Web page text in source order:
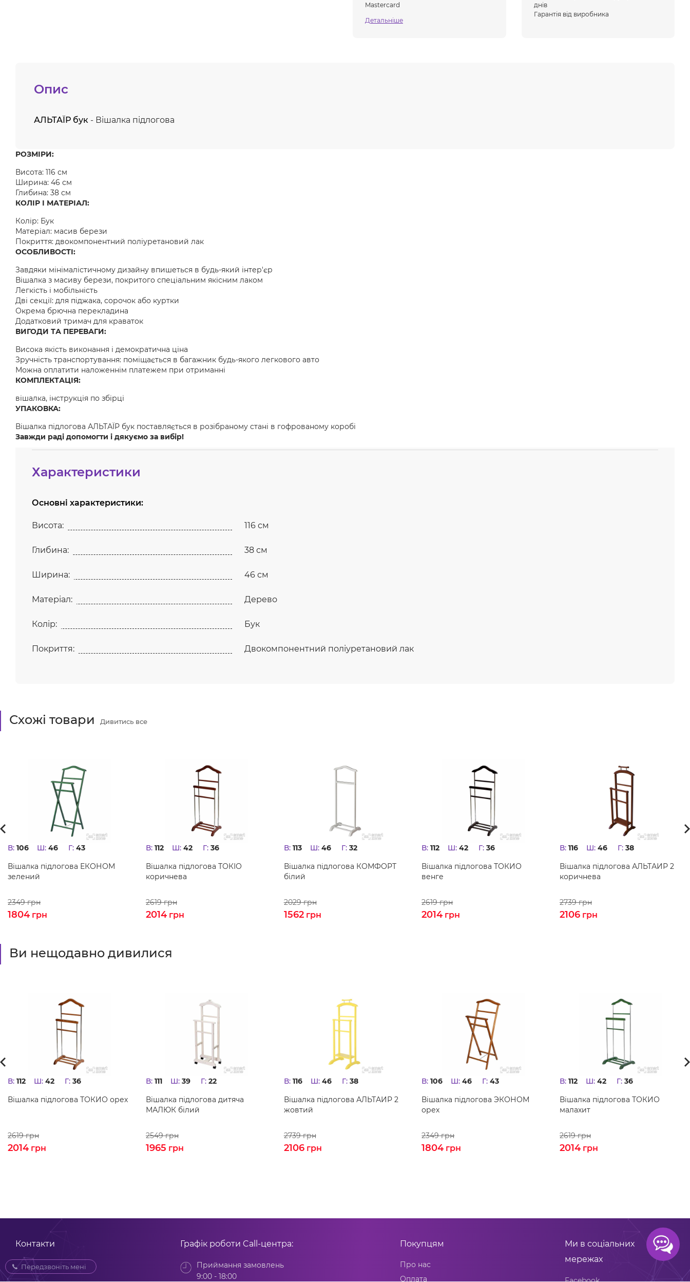
Mastercard
Детальніше
днів
Гарантія від виробника
Опис
АЛЬТАЇР бук - Вішалка підлогова
РОЗМІРИ:
Висота: 116 см
Ширина: 46 см
Глибина: 38 см
КОЛІР І МАТЕРІАЛ:
Колір: Бук
Матеріал: масив берези
Покриття: двокомпонентний поліуретановий лак
ОСОБЛИВОСТІ:
Завдяки мінімалістичному дизайну впишеться в будь-який інтер'єр
Вішалка з масиву берези, покритого спеціальним якісним лаком
Легкість і мобільність
Дві секції: для піджака, сорочок або куртки
Окрема брючна перекладина
Додатковий тримач для краваток
ВИГОДИ ТА ПЕРЕВАГИ:
Висока якість виконання і демократична ціна
Зручність транспортування: поміщається в багажник будь-якого легкового авто
Можна оплатити наложеннім платежем при отриманні
КОМПЛЕКТАЦІЯ:
вішалка, інструкція по збірці
УПАКОВКА:
Вішалка підлогова АЛЬТАЇР бук поставляється в розібраному стані в гофрованому коробі
Завжди раді допомогти і дякуємо за вибір!
Характеристики
Основні характеристики:
Висота: 116 см
Глибина: 38 см
Ширина: 46 см
Матеріал: Дерево
Колір: Бук
Покриття: Двокомпонентний поліуретановий лак
Схожі товари Дивитись все
В: 106 Ш: 46 Г: 43
Вішалка підлогова ЕКОНОМ
зелений
2349грн
1804 грн
В: 112 Ш: 42 Г: 36
Вішалка підлогова ТОКІО
коричнева
2619грн
2014грн
В: 113 Ш: 46 Г: 32
Вішалка підлогова КОМФОРТ
білий
2029грн
1562грн
В: 112 Ш: 42 Г: 36
Вішалка підлогова ТОКИО
венге
2619грн
2014 грн
В: 116 Ш: 46 Г: 38
Вішалка підлогова АЛЬТАИР 2
коричнева
2739грн
2106 грн
Ви нещодавно дивилися
В: 112 Ш: 42 Г: 36
Вішалка підлогова ТОКИО орех
2619грн
2014 грн
В: 111 Ш: 39 Г: 22
Вішалка підлогова дитяча
МАЛЮК білий
2549грн
1965 грн
В: 116 Ш: 46 Г: 38
Вішалка підлогова АЛЬТАИР 2
жовтий
2739грн
2106грн
В: 106 Ш: 46 Г: 43
Вішалка підлогова ЭКОНОМ
орех
2349грн
1804 грн
В: 112 Ш: 42 Г: 36
Вішалка підлогова ТОКИО
малахит
2619грн
2014 грн
Контакти
Передзвоніть мені
Графік роботи Call-центра:
Приймання замовлень
9:00 - 18:00
Покупцям
Про нас
Оплата
Ми в соціальних
мережах